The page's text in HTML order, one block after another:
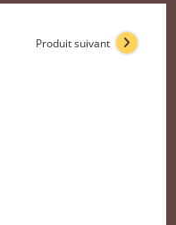
Produit suivant